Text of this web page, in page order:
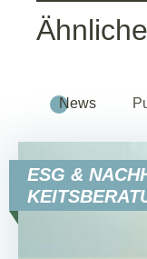
News
ESG &